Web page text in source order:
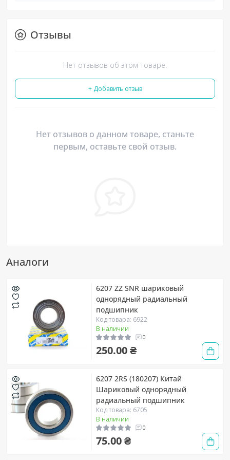
Отзывы
Нет отзывов об этом товаре.
+ Добавить отзыв
Нет отзывов о данном товаре, станьте
первым, оставьте свой отзыв.
Аналоги
6207 ZZ SNR шариковый
однорядный радиальный
подшипник
Код товара: 6922
В наличии
0
250.00 ₴
6207 2RS (180207) Китай
Шариковый однорядный
радиальный подшипник
Код товара: 6705
В наличии
0
75.00 ₴